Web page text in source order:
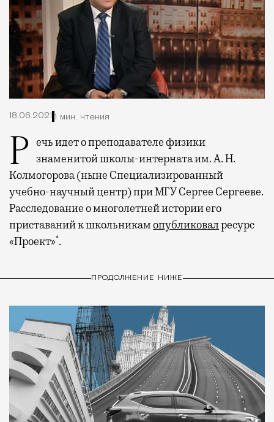
18.06.2021 1 мин. чтения
Речь идет о преподавателе физики
знаменитой школы-интерната им. А. Н.
Колмогорова (ныне Специализированный
учебно-научный центр) при МГУ Сергее Сергееве.
Расследование о многолетней истории его
приставаний к школьникамопубликовалресурс
«Проект»*.
ПРОДОЛЖЕНИЕ НИЖЕ